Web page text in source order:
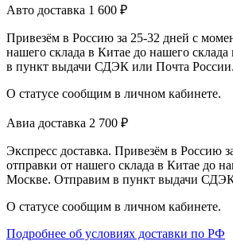
Авто доставка 1 600 ₽
Привезём в Россию за 25-32 дней с
нашего склада в Китае до нашего
в пункт выдачи СДЭК или Почта России.
О статусе сообщим в личном кабинете.
Авиа доставка 2 700 ₽
Экспресс доставка. Привезём в Россию
отправки от нашего склада в Китае до
Москве. Отправим в пункт выдачи
О статусе сообщим в личном кабинете.
Подробнее об условиях доставки по РФ